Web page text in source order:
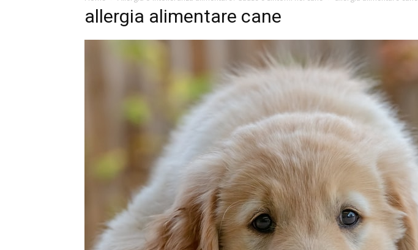
i
proprietari
di
allergia alimentare cane